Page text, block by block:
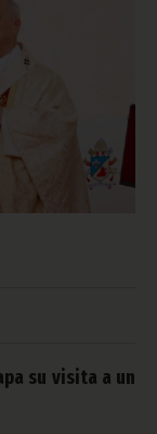
su visita a un